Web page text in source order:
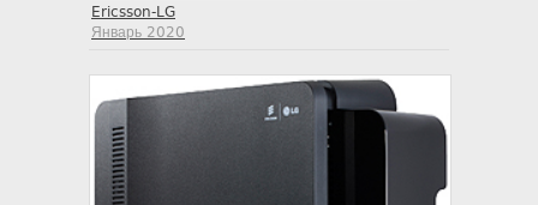
Ericsson-LG
Январь 2020